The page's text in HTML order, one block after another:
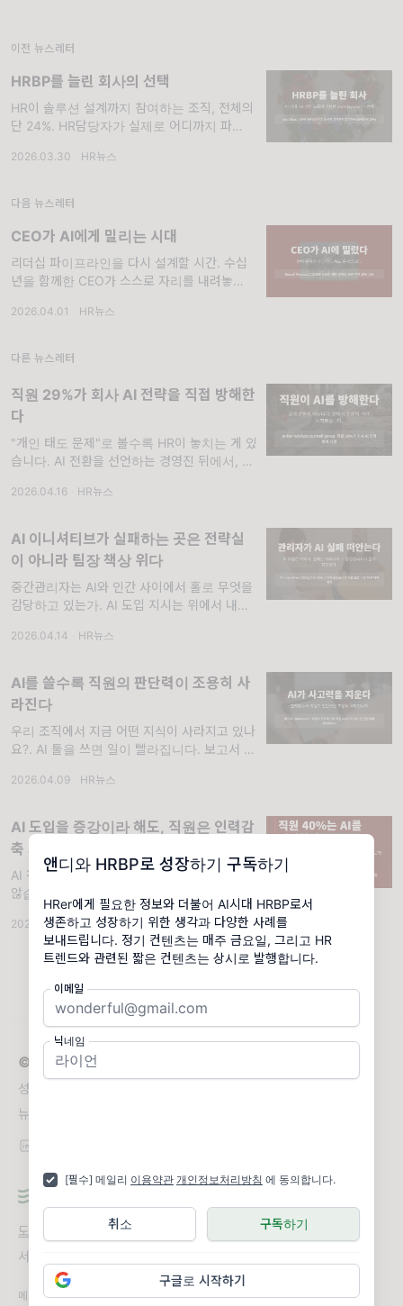
앤디와 HRBP로 성장하기 구독하기
HRer에게 필요한 정보와 더불어 AI시대 HRBP로서
생존하고 성장하기 위한 생각과 다양한 사례를
보내드립니다. 정기 컨텐츠는 매주 금요일, 그리고 HR
트렌드와 관련된 짧은 컨텐츠는 상시로 발행합니다.
이메일
닉네임
[필수] 메일리 이용약관 개인정보처리방침 에 동의합니다.
구독하기
취소
구글로 시작하기
이전 뉴스레터
HRBP를 늘린 회사의 선택
HR이 솔루션 설계까지 참여하는 조직, 전체의
단 24%. HR담당자가 실제로 어디까지 파트너
검한 게 언제인가요? 많은 테크 기업이 AI 도입
mon
2026.03.30 HR뉴스
다음 뉴스레터
CEO가 AI에게 밀리는 시대
리더십 파이프라인을 다시 설계할 시간. 수십
년을 함께한 CEO가 스스로 자리를 내려놓는다
와 월마트의 퇴임 CEO가 CNBC 인터뷰에서
2026.04.01 HR뉴스
다른 뉴스레터
직원 29%가 회사 AI 전략을 직접 방해한
다
"개인 태도 문제"로 볼수록 HR이 놓치는 게 있
습니다. AI 전환을 선언하는 경영진 뒤에서, 현
인 반발이 아닙니다. 눈에 보이지 않는 방식으
업
2026.04.16 HR뉴스
AI 이니셔티브가 실패하는 곳은 전략실
이 아니라 팀장 책상 위다
중간관리자는 AI와 인간 사이에서 홀로 무엇을
감당하고 있는가. AI 도입 지시는 위에서 내려
가 HR Executive의 최신 분석이 담고 있는 핵
하지
2026.04.14 HR뉴스
AI를 쓸수록 직원의 판단력이 조용히 사
라진다
우리 조직에서 지금 어떤 지식이 사라지고 있나
요?. AI 툴을 쓰면 일이 빨라집니다. 보고서 초
HR담당자들도 이미 AI를 업무에 끌어들이고
2026.04.09 HR뉴스
AI 도입을 증강이라 해도, 직원은 인력감
축 의심
AI 전략 설계에서 직원 인식을 빠뜨리고 있지
않습니까?. CEO가 AI 전략을 발표할 때, 직원
들은 도구 소개를 듣는 게 아닙니다. '이 회사에
내 미래가 있는가'라는 신호를 읽습니다. 문제
는 리더 대부분이 이 신호가 현장에서 어떻게
2026.04.17 · HR뉴스
© 2026 앤디와 HRBP로 성장하기
성장하는 HRBP에게 필요한 생각과 사례를 나눕니다.
뉴스레터 문의
도움말
오류 및 기능 관련 제보
서비스 이용 문의
메일리 사업자 정보